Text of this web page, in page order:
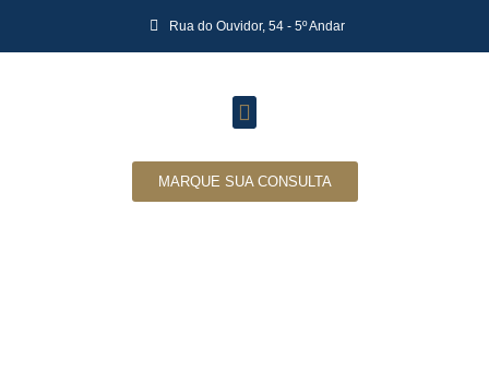
Rua do Ouvidor, 54 - 5º Andar
MARQUE SUA CONSULTA